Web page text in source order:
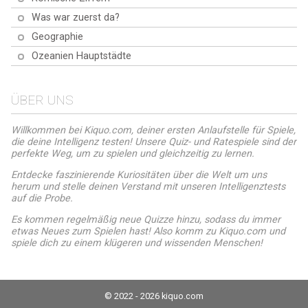
Was war zuerst da?
Geographie
Ozeanien Hauptstädte
ÜBER UNS
Willkommen bei Kiquo.com, deiner ersten Anlaufstelle für Spiele,
die deine Intelligenz testen! Unsere Quiz- und Ratespiele sind der
perfekte Weg, um zu spielen und gleichzeitig zu lernen.
Entdecke faszinierende Kuriositäten über die Welt um uns
herum und stelle deinen Verstand mit unseren Intelligenztests
auf die Probe.
Es kommen regelmäßig neue Quizze hinzu, sodass du immer
etwas Neues zum Spielen hast! Also komm zu Kiquo.com und
spiele dich zu einem klügeren und wissenden Menschen!
© 2022 - 2026 kiquo.com